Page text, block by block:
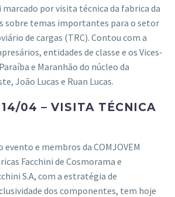
por visita técnica da fabrica da
sobre temas importantes para o setor
de cargas (TRC). Contou com a
entidades de classe e os Vices-
e Maranhão do núcleo da
João Lucas e Ruan Lucas.
04 – VISITA TÉCNICA
e membros da COMJOVEM
Facchini de Cosmorama e
S.A, com a estratégia de
dos componentes, tem hoje